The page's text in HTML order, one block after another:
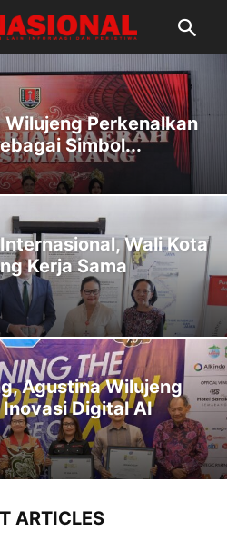
Perkenalkan
Simbol...
Wali Kota
Kerja Sama
Agustina Wilujeng
Digital AI
ARTICLES